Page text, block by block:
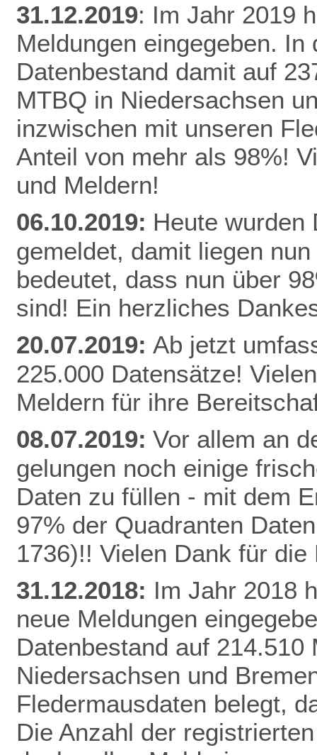
31.12.2019: Im Jahr 2019
Meldungen eingegeben.
Datenbestand damit auf
MTBQ in Niedersachsen
inzwischen mit unseren
Anteil von mehr als 98%!
und Meldern!
06.10.2019: Heute wurden
gemeldet, damit liegen
bedeutet, dass nun über
sind! Ein herzliches
20.07.2019: Ab jetzt
225.000 Datensätze!
Meldern für ihre
08.07.2019: Vor allem an
gelungen noch einige
Daten zu füllen - mit dem
97% der Quadranten
1736)!! Vielen Dank für die
31.12.2018: Im Jahr 2018
neue Meldungen
Datenbestand auf
Niedersachsen und
Fledermausdaten belegt,
Die Anzahl der